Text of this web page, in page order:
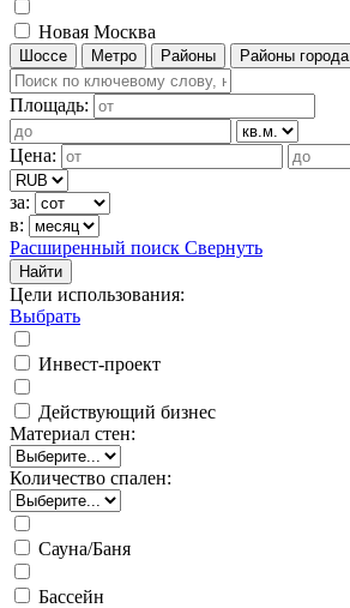
Новая Москва
Шоссе Метро Районы Районы города
Площадь:
Цена:
за:
в:
Расширенный поиск Свернуть
Найти
Цели использования:
Выбрать
Инвест-проект
Действующий бизнес
Материал стен:
Количество спален:
Сауна/Баня
Бассейн